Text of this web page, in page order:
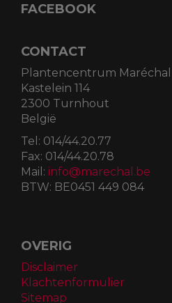
FACEBOOK
CONTACT
Plantencentrum Maréchal
Kastelein 114
2300 Turnhout
België
Tel: 014/44.20.77
Fax: 014/44.20.78
Mail: info@marechal.be
BTW: BE0451 449 084
OVERIG
Disclaimer
Klachtenformulier
Sitemap